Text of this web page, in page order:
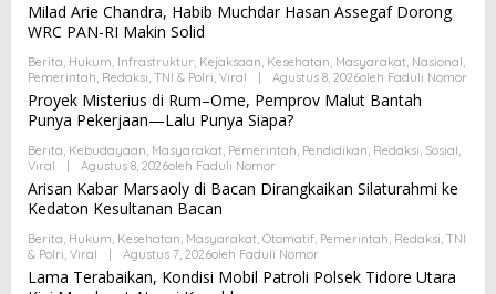
Milad Arie Chandra, Habib Muchdar Hasan Assegaf Dorong
WRC PAN-RI Makin Solid
Berita, Hukum, Infrastruktur, Kejaksaan, Kesehatan, Masyarakat, Nasional,
Pemerintah, Redaksi, TNI & Polri, Viral Agustus 8, 2026Oleh Faduli Nomor
Proyek Misterius di Rum–Ome, Pemprov Malut Bantah
Punya Pekerjaan—Lalu Punya Siapa?
Berita, Kebudayaan, Masyarakat, Pemerintah, Pendidikan, Redaksi, Sosial,
Viral
Agustus 8, 2026Oleh Faduli Nomor
Arisan Kabar Marsaoly di Bacan Dirangkaikan Silaturahmi ke
Kedaton Kesultanan Bacan
Berita, Hukum, Kesehatan, Masyarakat, Otomatif, Pemerintah, Redaksi, TNI
& Polri, Viral Agustus 7, 2026Oleh Faduli Nomor
Lama Terabaikan, Kondisi Mobil Patroli Polsek Tidore Utara